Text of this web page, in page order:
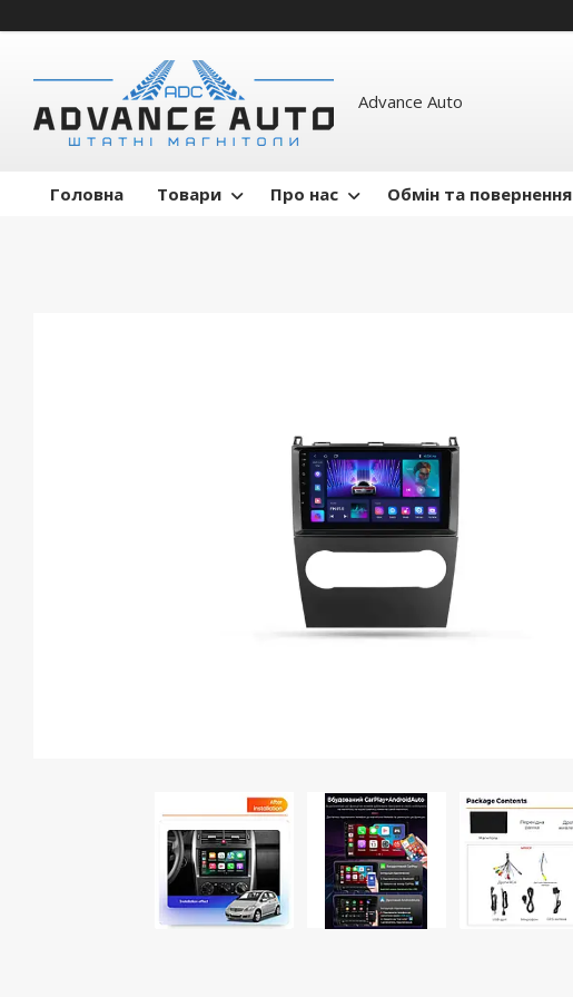
Advance Auto
Головна Товари Про нас Обмін та повернення